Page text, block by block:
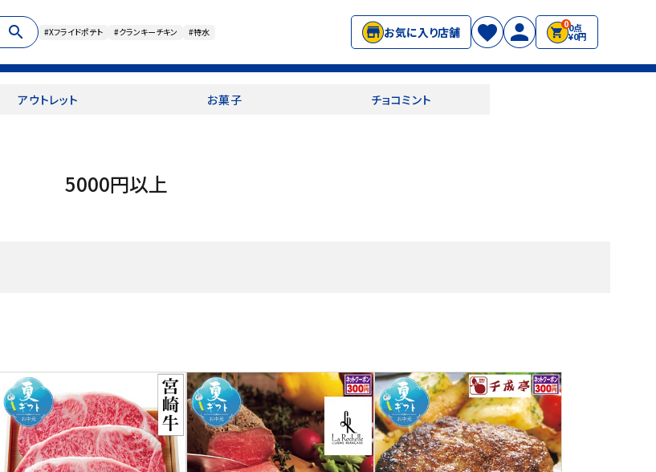
search #Xフライドポテト #クランキーチキン #特水 お気に入り店舗
00点
¥0円
アウトレット お菓子 チョコミント
5000円以上